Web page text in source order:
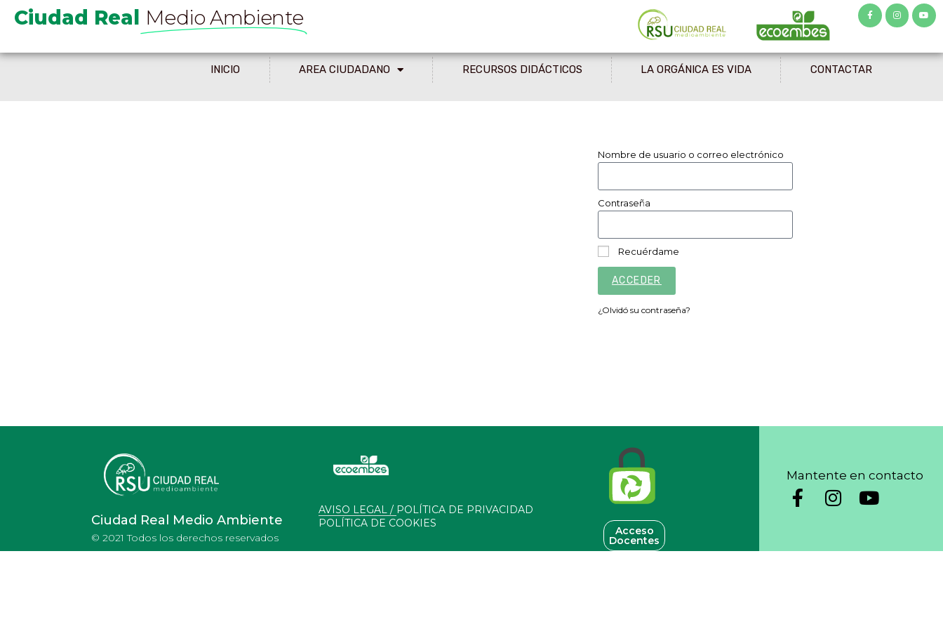
Ciudad Real Medio Ambiente
INICIO AREA CIUDADANO RECURSOS DIDÁCTICOS LA ORGÁNICA ES VIDA CONTACTAR
Nombre de usuario o correo electrónico
Contraseña
Recuérdame
ACCEDER
¿Olvidó su contraseña?
Ciudad Real Medio Ambiente
© 2021 Todos los derechos reservados
AVISO LEGAL / POLÍTICA DE PRIVACIDAD
POLÍTICA DE COOKIES
Acceso
Docentes
Mantente en contacto
Primer Premio Concurso De